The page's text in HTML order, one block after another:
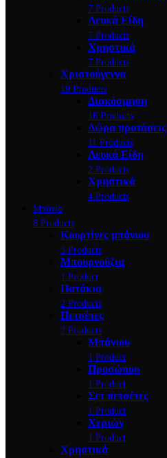
7 Products
Λευκά Είδη
7 Products
Χρηστικά
7 Products
Χριστούγεννα
19 Products
Διακόσμηση
16 Products
Δώρα προτάσεις
11 Products
Λευκά Είδη
2 Products
Χρηστικά
4 Products
Μπάνιο
8 Products
Κουρτίνες μπάνιου
3 Products
Μπουρνούζια
1 Product
Πατάκια
2 Products
Πετσέτες
2 Products
Μπάνιου
1 Product
Προσώπου
1 Product
Σετ πετσέτες
1 Product
Χεριών
1 Product
Χρηστικά